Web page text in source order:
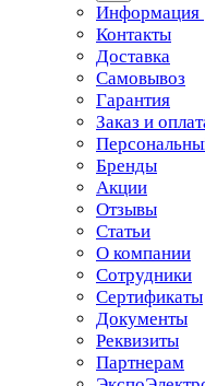
Информация
Контакты
Доставка
Самовывоз
Гарантия
Заказ и
Бренды
Акции
Отзывы
Статьи
О компании
Сотрудники
Сертификаты
Документы
Реквизиты
Партнерам